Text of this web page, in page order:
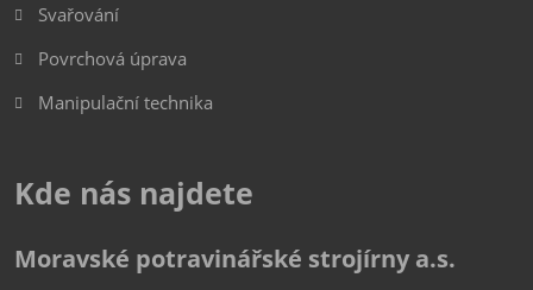
Svařování
Povrchová úprava
Manipulační technika
Kde nás najdete
Moravské potravinářské strojírny a.s.